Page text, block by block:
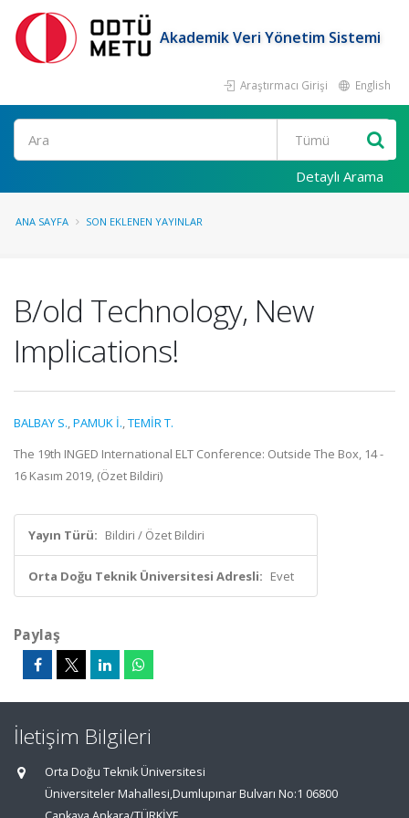
Akademik Veri Yönetim Sistemi
Araştırmacı Girişi English
Ara
Detaylı Arama
ANA SAYFA SON EKLENEN YAYINLAR
B/old Technology, New
Implications!
BALBAY S.,PAMUK İ.,TEMİR T.
The 19th INGED International ELT Conference: Outside The Box, 14 -
16 Kasım 2019, (Özet Bildiri)
Yayın Türü: Bildiri / Özet Bildiri
Orta Doğu Teknik Üniversitesi Adresli: Evet
Paylaş
İletişim Bilgileri
Orta Doğu Teknik Üniversitesi
Üniversiteler Mahallesi,Dumlupınar Bulvarı No:1 06800